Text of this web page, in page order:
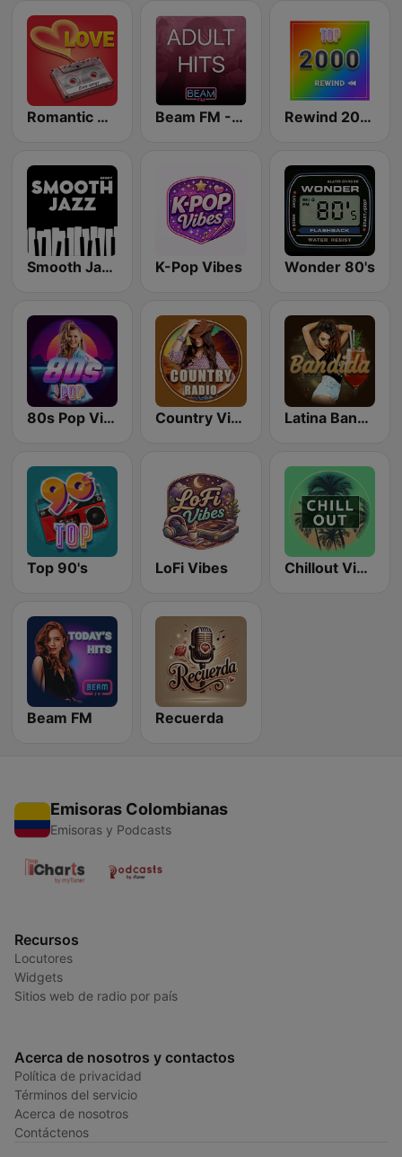
Romantic Vibes Beam FM - Adult Hits Rewind 2000's
Smooth Jazz - Groov K-Pop Vibes Wonder 80's
80s Pop Vibes Country Vibes Latina Bandida!
Top 90's LoFi Vibes Chillout Vibes
Beam FM Recuerda
Emisoras Colombianas
Emisoras y Podcasts
Recursos
Locutores
Widgets
Sitios web de radio por país
Acerca de nosotros y contactos
Política de privacidad
Términos del servicio
Acerca de nosotros
Contáctenos